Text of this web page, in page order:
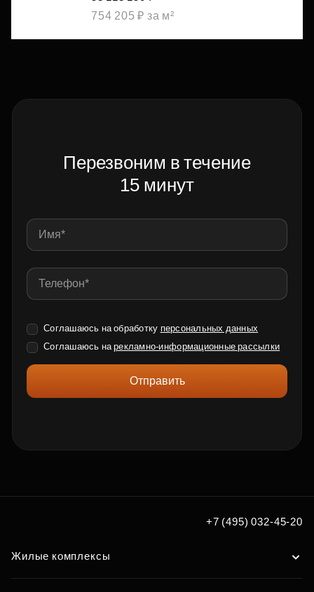
754 205 ₽ за м²
Перезвоним в течение
15 минут
Соглашаюсь на обработку персональных данных
Соглашаюсь нарекламно-информационные рассылки
Отправить
+7 (495) 032-45-20
Жилые комплексы